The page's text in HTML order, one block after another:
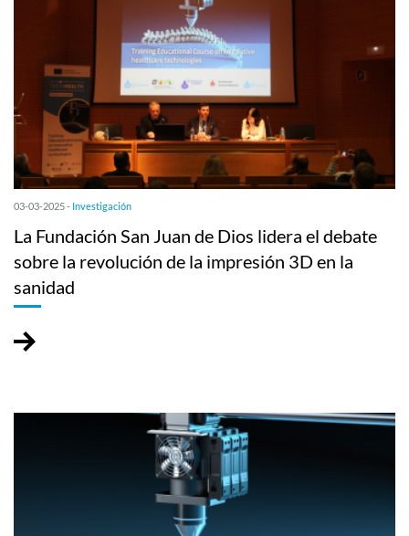
03-03-2025 - Investigación
La Fundación San Juan de Dios lidera el debate
sobre la revolución de la impresión 3D en la
sanidad